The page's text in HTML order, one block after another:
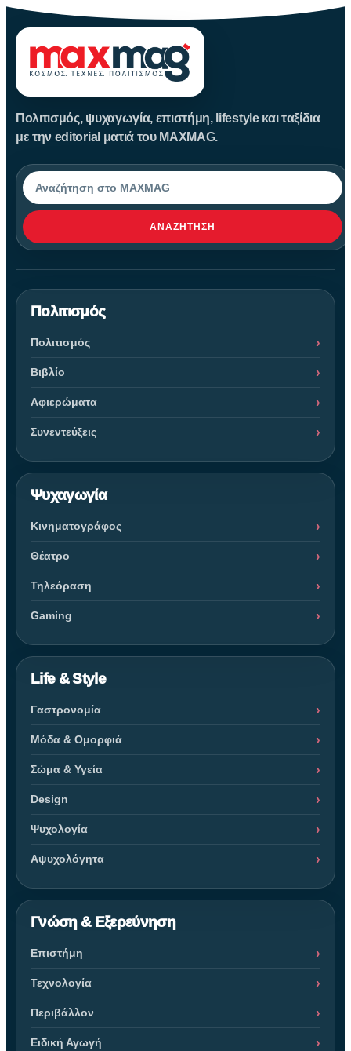
Πολιτισμός, ψυχαγωγία, επιστήμη, lifestyle και ταξίδια
με την editorial ματιά του MAXMAG.
Αναζήτηση
ΑΝΑΖΉΤΗΣΗ
Πολιτισμός
Πολιτισμός
Βιβλίο
Αφιερώματα
Συνεντεύξεις
Ψυχαγωγία
Κινηματογράφος
Θέατρο
Τηλεόραση
Gaming
Life & Style
Γαστρονομία
Μόδα & Ομορφιά
Σώμα & Υγεία
Design
Ψυχολογία
Αψυχολόγητα
Γνώση & Εξερεύνηση
Επιστήμη
Τεχνολογία
Περιβάλλον
Ειδική Αγωγή